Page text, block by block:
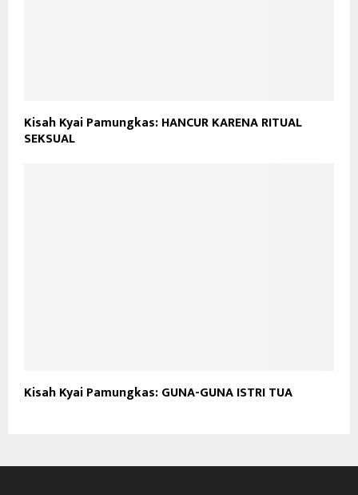
Kisah Kyai Pamungkas: HANCUR KARENA RITUAL
SEKSUAL
Kisah Kyai Pamungkas: GUNA-GUNA ISTRI TUA